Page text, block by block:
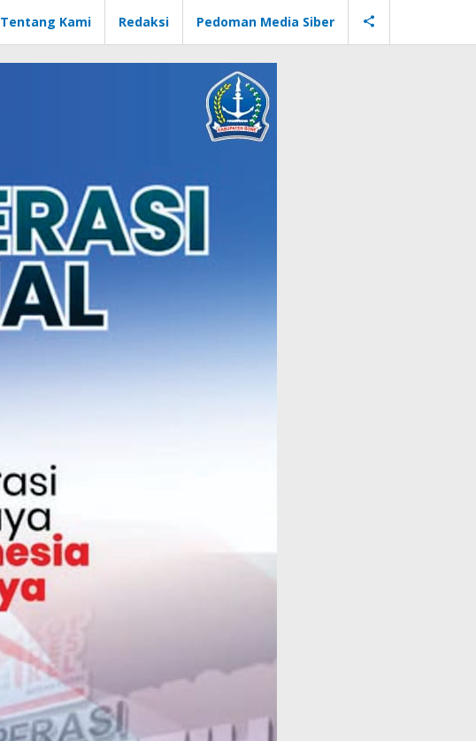
Tentang Kami Redaksi Pedoman Media Siber